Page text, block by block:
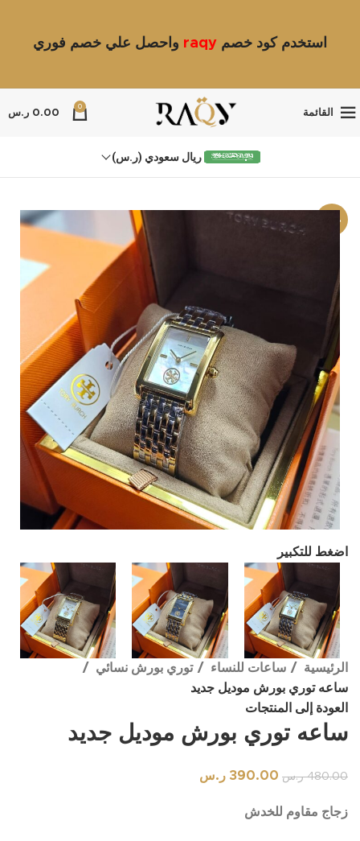
استخدم كود خصم raqy واحصل علي خصم فوري
القائمة
0
0.00 ر.س
ريال سعودي (ر.س)
-19%
اضغط للتكبير
الرئيسية ساعات للنساء
توري بورش نسائي
ساعه توري بورش موديل جديد
العودة إلى المنتجات
ساعه توري بورش موديل جديد
480.00 ر.س 390.00 ر.س
زجاج مقاوم للخدش